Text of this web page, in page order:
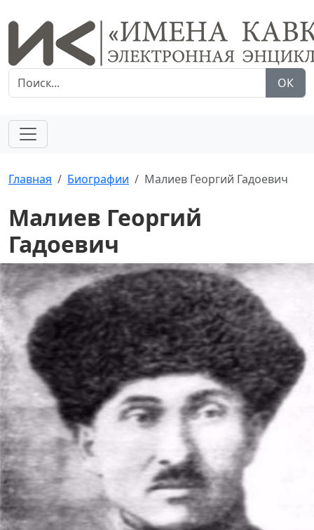
ОК
Главная Биографии Малиев Георгий Гадоевич
Малиев Георгий
Гадоевич